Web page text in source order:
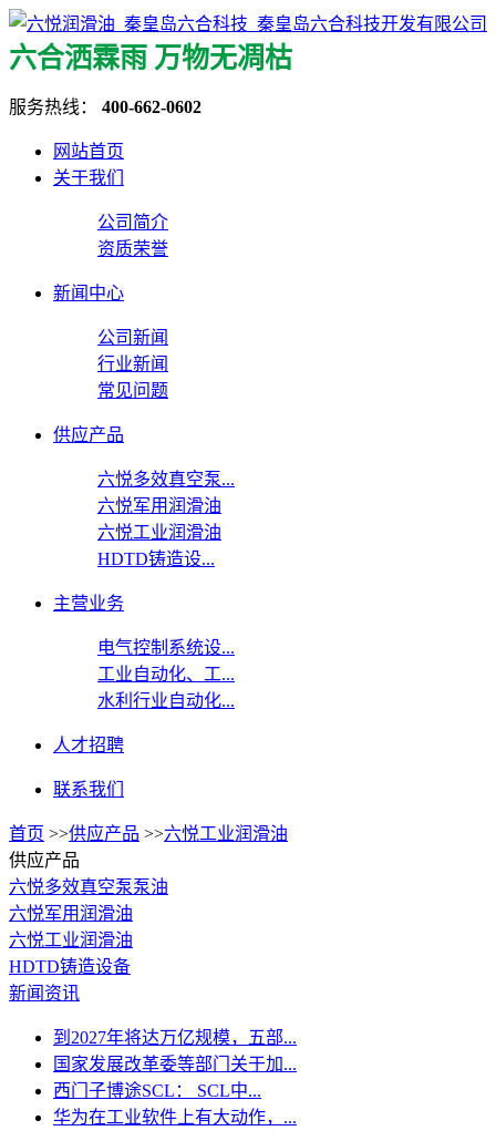
六合洒霖雨 万物无凋枯
服务热线： 400-662-0602
网站首页
关于我们
公司简介
资质荣誉
新闻中心
公司新闻
行业新闻
常见问题
供应产品
六悦多效真空泵...
六悦军用润滑油
六悦工业润滑油
HDTD铸造设...
主营业务
电气控制系统设...
工业自动化、工...
水利行业自动化...
人才招聘
联系我们
首页 >>供应产品 >>六悦工业润滑油
供应产品
六悦多效真空泵泵油
六悦军用润滑油
六悦工业润滑油
HDTD铸造设备
新闻资讯
到2027年将达万亿规模，五部...
国家发展改革委等部门关于加...
西门子博途SCL： SCL中...
华为在工业软件上有大动作，...